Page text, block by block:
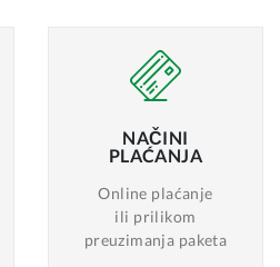
NAČINI
PLAĆANJA
Online plaćanje
ili prilikom
preuzimanja paketa